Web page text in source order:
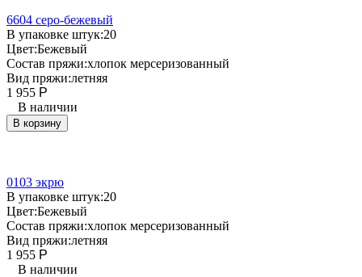
6604 серо-бежевый
В упаковке штук:20
Цвет:Бежевый
Состав пряжи:хлопок мерсеризованный
Вид пряжи:летняя
1 955 Р
В наличии
В корзину
0103 экрю
В упаковке штук:20
Цвет:Бежевый
Состав пряжи:хлопок мерсеризованный
Вид пряжи:летняя
1 955 Р
В наличии